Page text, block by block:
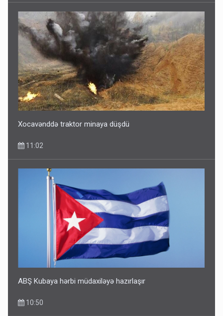
Xocavənddə traktor minaya düşdü
11:02
ABŞ Kubaya hərbi müdaxiləyə hazırlaşır
10:50